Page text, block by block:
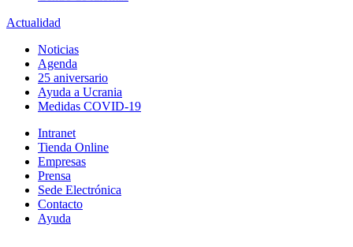
Actualidad
Noticias
Agenda
25 aniversario
Ayuda a Ucrania
Medidas COVID-19
Intranet
Tienda Online
Empresas
Prensa
Sede Electrónica
Contacto
Ayuda